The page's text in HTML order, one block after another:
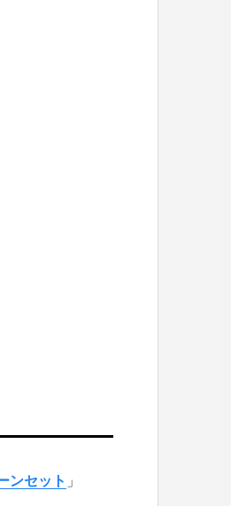
ンセット 」